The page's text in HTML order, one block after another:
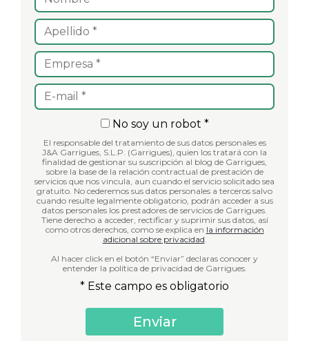
No soy un robot *
El responsable del tratamiento de sus datos personales es
J&A Garrigues, S.L.P. (Garrigues), quien los tratará con la
finalidad de gestionar su suscripción al blog de Garrigues,
sobre la base de la relación contractual de prestación de
servicios que nos vincula, aun cuando el servicio solicitado sea
gratuito. No cederemos sus datos personales a terceros salvo
cuando resulte legalmente obligatorio, podrán acceder a sus
datos personales los prestadores de servicios de Garrigues.
Tiene derecho a acceder, rectificar y suprimir sus datos, así
como otros derechos, como se explica en la información
adicional sobre privacidad.
Al hacer click en el botón “Enviar” declaras conocer y
entender la política de privacidad de Garrigues.
* Este campo es obligatorio